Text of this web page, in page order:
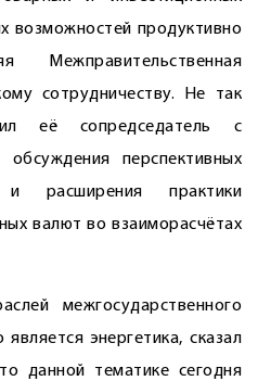
возможностей продуктивно
Межправительственная
сотрудничеству. Не так
её сопредседатель с
перспективных
и расширения практики
валют во взаиморасчётах
межгосударственного
энергетика, сказал
данной тематике сегодня